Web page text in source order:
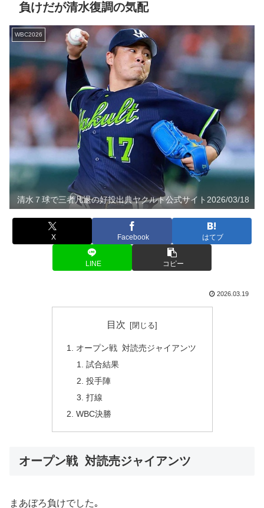
負けだが清水復調の気配
WBC2026
清水７球で三者凡退の好投出典ヤクルト公式サイト2026/03/18
X Facebook はてブ
LINE コピー
2026.03.19
目次
オープン戦 対読売ジャイアンツ
試合結果
投手陣
打線
WBC決勝
オープン戦 対読売ジャイアンツ
まあぼろ負けでした｡